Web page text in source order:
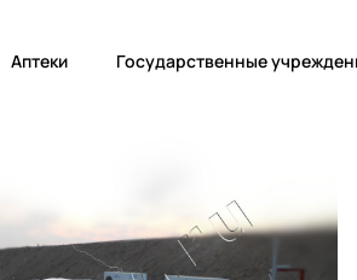
Аптеки Государственные